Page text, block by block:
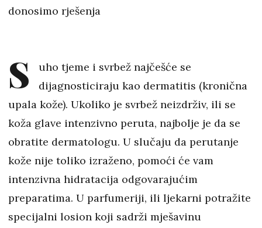
donosimo rješenja
S
uho tjeme i svrbež najčešće se
dijagnosticiraju kao dermatitis (kronična
upala kože). Ukoliko je svrbež neizdrživ, ili se
koža glave intenzivno peruta, najbolje je da se
obratite dermatologu. U slučaju da perutanje
kože nije toliko izraženo, pomoći će vam
intenzivna hidratacija odgovarajućim
preparatima. U parfumeriji, ili ljekarni potražite
specijalni losion koji sadrži mješavinu